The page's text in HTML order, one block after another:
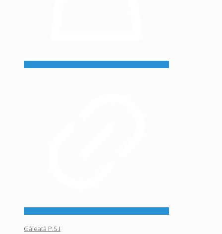
Găleată P.S.I